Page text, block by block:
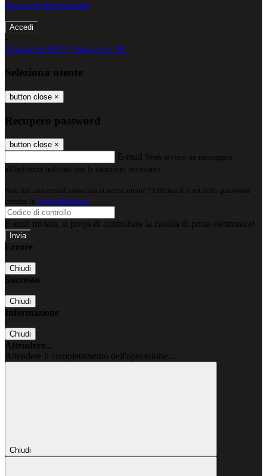
Password dimenticata?
-
Entra con SPID Entra con CIE
Seleziona utente
button close ×
Recupero password
button close ×
E-mail Verrà inviato un messaggio
all'indirizzo indicato con le istruzioni necessarie.
Non hai una e-mail associata al nome utente? Effettua il reset della password
tramite la Login Spaggiari
E-mail inviata, si prega di controllare la casella di posta elettronica!
Errore
Chiudi
Successo
Chiudi
Informazione
Chiudi
Attendere...
Attendere il completamento dell'operazione...
Chiudi